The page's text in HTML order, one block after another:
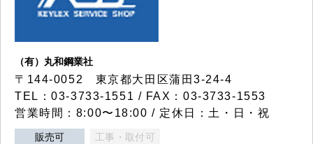
（有）丸和鋼業社
〒144-0052 東京都大田区蒲田3-24-4
TEL：03-3733-1551 / FAX：03-3733-1553
営業時間：8:00〜18:00 / 定休日：土・日・祝
販売可 工事・取付可